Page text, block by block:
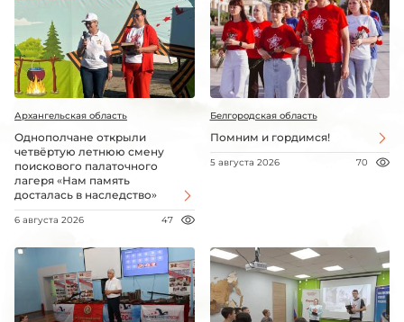
Архангельская область
Однополчане открыли
четвёртую летнюю смену
поискового палаточного
лагеря «Нам память
досталась в наследство»
6 августа 2026 47
Белгородская область
Помним и гордимся!
5 августа 2026 70